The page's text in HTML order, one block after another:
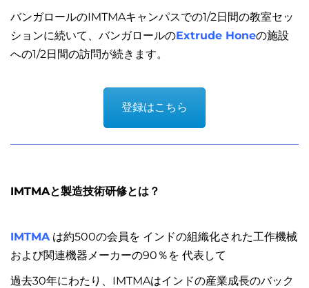
バンガロールのIMTMAキャンパスでの1/2日間の教室セッ
ションに続いて、バンガロールのExtrude Honeの施設
への1/2日間の訪問が続きます。
登録はこちら
IMTMAと製造技術研修とは？
IMTMA は約500の会員を インドの組織化された工作機械
および関連機器メーカーの90％を 代表して
過去30年にわたり、IMTMAはインドの産業成長のバック